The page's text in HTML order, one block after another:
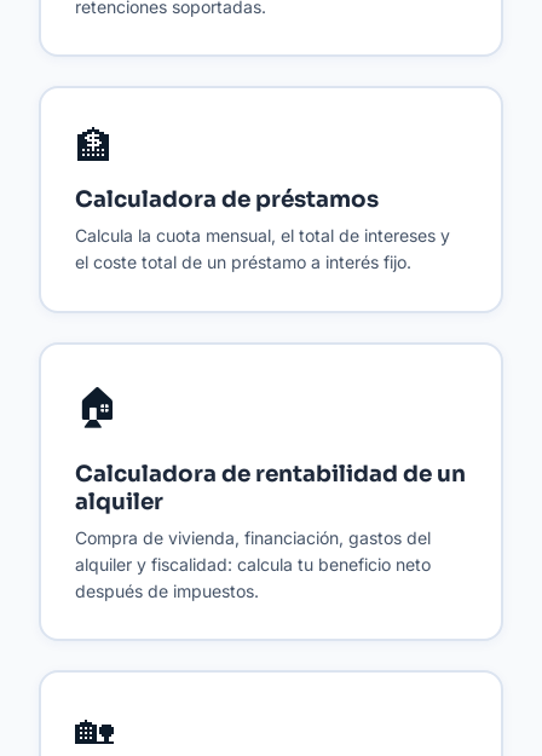
retenciones soportadas.
🏦
Calculadora de préstamos
Calcula la cuota mensual, el total de intereses y
el coste total de un préstamo a interés fijo.
🏠
Calculadora de rentabilidad de un
alquiler
Compra de vivienda, financiación, gastos del
alquiler y fiscalidad: calcula tu beneficio neto
después de impuestos.
🏡